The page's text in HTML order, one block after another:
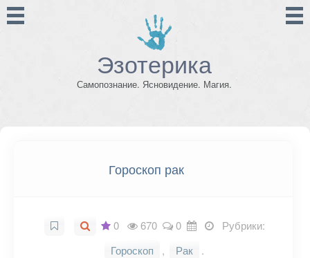
Эзотерика
Самопознание. Ясновидение. Магия.
Гороскоп рак
0 670 0
Рубрики:
Гороскоп
, Рак .